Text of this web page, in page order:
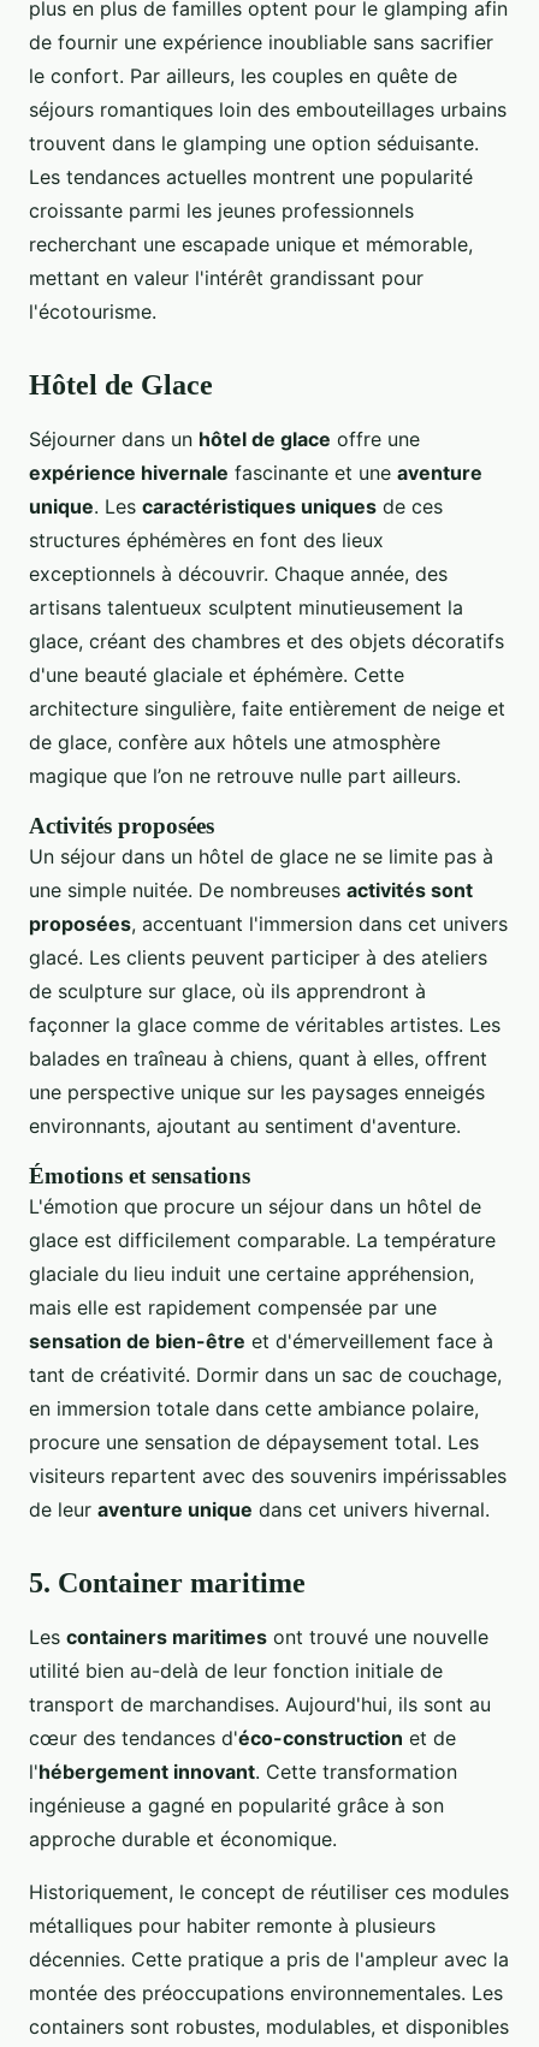
plus en plus de familles optent pour le glamping afin
de fournir une expérience inoubliable sans sacrifier
le confort. Par ailleurs, les couples en quête de
séjours romantiques loin des embouteillages urbains
trouvent dans le glamping une option séduisante.
Les tendances actuelles montrent une popularité
croissante parmi les jeunes professionnels
recherchant une escapade unique et mémorable,
mettant en valeur l'intérêt grandissant pour
l'écotourisme.
Hôtel de Glace
Séjourner dans un hôtel de glace offre une
expérience hivernale fascinante et une aventure
unique. Les caractéristiques uniques de ces
structures éphémères en font des lieux
exceptionnels à découvrir. Chaque année, des
artisans talentueux sculptent minutieusement la
glace, créant des chambres et des objets décoratifs
d'une beauté glaciale et éphémère. Cette
architecture singulière, faite entièrement de neige et
de glace, confère aux hôtels une atmosphère
magique que l’on ne retrouve nulle part ailleurs.
Activités proposées
Un séjour dans un hôtel de glace ne se limite pas à
une simple nuitée. De nombreuses activités sont
proposées, accentuant l'immersion dans cet univers
glacé. Les clients peuvent participer à des ateliers
de sculpture sur glace, où ils apprendront à
façonner la glace comme de véritables artistes. Les
balades en traîneau à chiens, quant à elles, offrent
une perspective unique sur les paysages enneigés
environnants, ajoutant au sentiment d'aventure.
Émotions et sensations
L'émotion que procure un séjour dans un hôtel de
glace est difficilement comparable. La température
glaciale du lieu induit une certaine appréhension,
mais elle est rapidement compensée par une
sensation de bien-être et d'émerveillement face à
tant de créativité. Dormir dans un sac de couchage,
en immersion totale dans cette ambiance polaire,
procure une sensation de dépaysement total. Les
visiteurs repartent avec des souvenirs impérissables
de leur aventure unique dans cet univers hivernal.
5. Container maritime
Les containers maritimes ont trouvé une nouvelle
utilité bien au-delà de leur fonction initiale de
transport de marchandises. Aujourd'hui, ils sont au
cœur des tendances d'éco-construction et de
l'hébergement innovant. Cette transformation
ingénieuse a gagné en popularité grâce à son
approche durable et économique.
Historiquement, le concept de réutiliser ces modules
métalliques pour habiter remonte à plusieurs
décennies. Cette pratique a pris de l'ampleur avec la
montée des préoccupations environnementales. Les
containers sont robustes, modulables, et disponibles